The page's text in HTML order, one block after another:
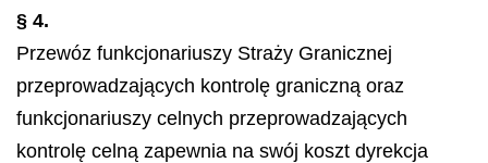
§ 4.
Przewóz funkcjonariuszy Straży Granicznej
przeprowadzających kontrolę graniczną oraz
funkcjonariuszy celnych przeprowadzających
kontrolę celną zapewnia na swój koszt dyrekcja